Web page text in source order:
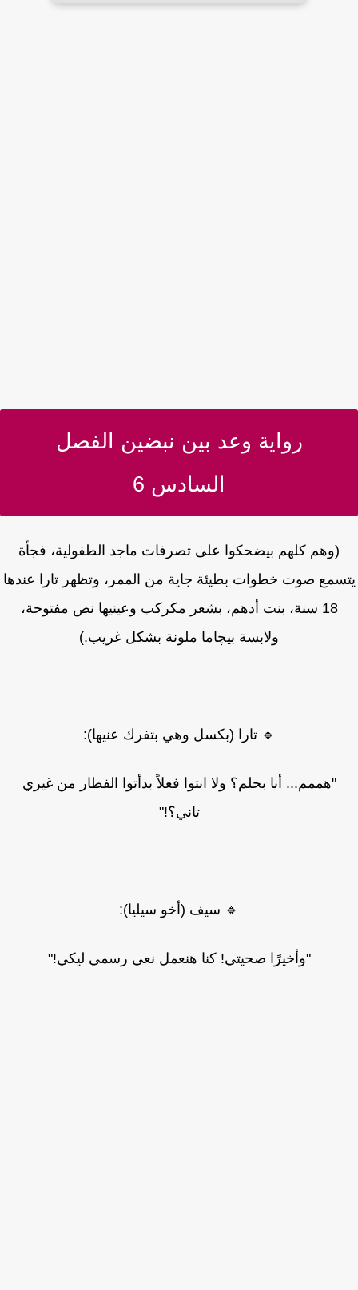
رواية وعد بين نبضين الفصل
السادس 6
(وهم كلهم بيضحكوا على تصرفات ماجد الطفولية، فجأة
صوت خطوات بطيئة جاية من الممر، وتظهر تارا عندها
18 سنة، بنت أدهم، بشعر مكركب وعينيها نص مفتوحة،
ولابسة بيچاما ملونة بشكل غريب.)
🔹 تارا (بكسل وهي بتفرك عنيها):
"هممم... أنا بحلم؟ ولا انتوا فعلاً بدأتوا الفطار من غيري
تاني؟!"
🔹 سيف (أخو سيليا):
"وأخيرًا صحيتي! كنا هنعمل نعي رسمي ليكي!"